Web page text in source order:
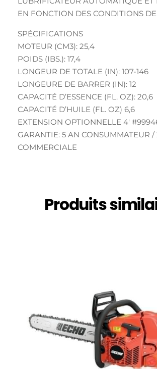
EN FONCTION DES CONDITIONS
SPÉCIFICATIONS
MOTEUR (CM3): 25,4
POIDS (IBS.): 17,4
LONGEUR DE TOTALE (IN): 107-146
LONGEURE DE BARRER (IN): 12
CAPACITÉ D’ESSENCE (FL. OZ): 20,6
CAPACITÉ D’HUILE (FL. OZ) 6,6
EXTENSION OPTIONNELLE 4′
GARANTIE: 5 AN CONSUMMATEUR /
COMMERCIALE
Produits